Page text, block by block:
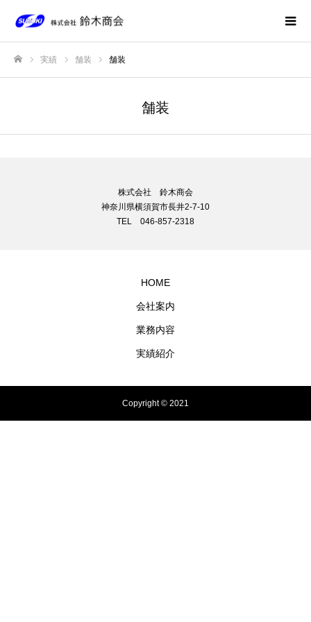
実績 舗装 舗装
舗装
株式会社 鈴木商会
神奈川県横須賀市長井2-7-10
TEL 046-857-2318
HOME
会社案内
業務内容
実績紹介
Copyright © 2021